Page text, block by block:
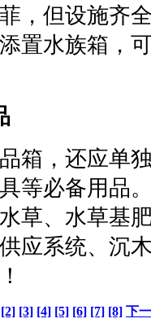
，但设施齐
置水族箱，
，还应单独
等必备用品
草、水草基
应系统、沉
[2] [3] [4] [5] [6] [7] [8] 下